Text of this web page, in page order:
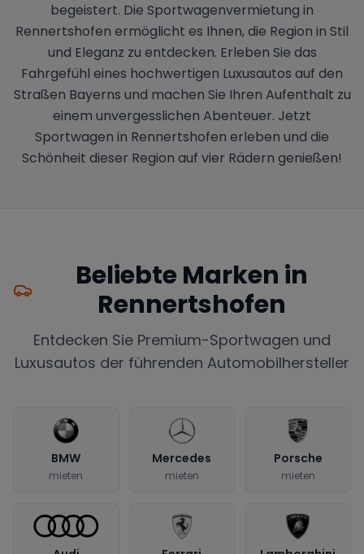
begeistert. Die Sportwagenvermietung in
Rennertshofen ermöglicht es Ihnen, die Region in Stil
und Eleganz zu entdecken. Erleben Sie das
Fahrgefühl eines hochwertigen Luxusautos auf den
Straßen Bayerns und machen Sie Ihren Aufenthalt zu
einem unvergesslichen Abenteuer. Jetzt
Sportwagen in Rennertshofen erleben und die
Schönheit dieser Region auf vier Rädern genießen!
Beliebte Marken in
Rennertshofen
Entdecken Sie Premium-Sportwagen und
Luxusautos der führenden Automobilhersteller
BMW
mieten
Mercedes
mieten
Porsche
mieten